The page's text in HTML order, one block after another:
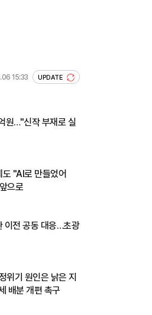
15:33 UPDATE
원…"신작 부재로 실
"AI로 만들었어
으로
이전 공동 대응…초광
위기 원인은 낡은 지
배분 개편 촉구